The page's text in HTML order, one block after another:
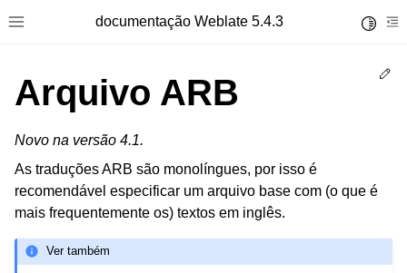
Toggle site navigation sidebar
documentação Weblate 5.4.3
Arquivo ARB
Novo na versão 4.1.
As traduções ARB são monolíngues, por isso é
recomendável especificar um arquivo base com (o que é
mais frequentemente os) textos em inglês.
Ver também